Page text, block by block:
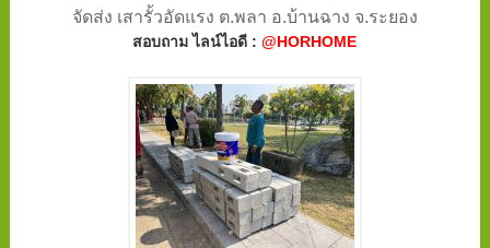
จัดส่ง เสารั้วอัดแรง ต.พลา อ.บ้านฉาง จ.ระยอง
สอบถาม ไลน์ไอดี :@HORHOME